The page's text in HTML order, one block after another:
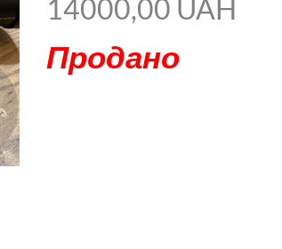
14000,00 UAH
Продано